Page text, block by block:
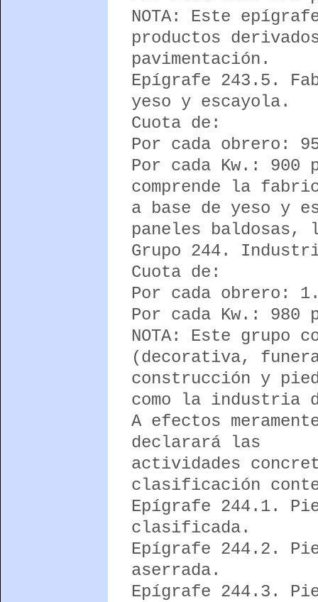
NOTA: Este
productos
pavimentación.
Epígrafe 243.5.
yeso y escayola.
Cuota de:
Por cada obrero:
Por cada Kw.: 900
comprende la
a base de yeso y
paneles
Grupo 244.
Cuota de:
Por cada obrero:
Por cada Kw.: 980
NOTA: Este grupo
(decorativa,
construcción y
como la industria
A efectos
declarará las
actividades
clasificación
Epígrafe 244.1.
clasificada.
Epígrafe 244.2.
aserrada.
Epígrafe 244.3.